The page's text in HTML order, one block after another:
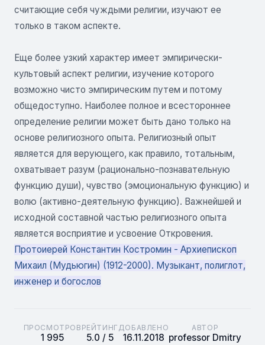
считающие себя чуждыми религии, изучают ее
только в таком аспекте.
Еще более узкий характер имеет эмпирически-
культовый аспект религии, изучение которого
возможно чисто эмпирическим путем и потому
общедоступно. Наиболее полное и всестороннее
определение религии может быть дано только на
основе религиозного опыта. Религиозный опыт
является для верующего, как правило, тотальным,
охватывает разум (рационально-познавательную
функцию души), чувство (эмоциональную функцию) и
волю (активно-деятельную функцию). Важнейшей и
исходной составной частью религиозного опыта
является восприятие и усвоение Откровения.
Протоиерей Константин Костромин - Архиепископ
Михаил (Мудьюгин) (1912-2000). Музыкант, полиглот,
инженер и богослов
ПРОСМОТРОВ
1 995
РЕЙТИНГ
5.0 / 5
ДОБАВЛЕНО
16.11.2018
АВТОР
professor Dmitry